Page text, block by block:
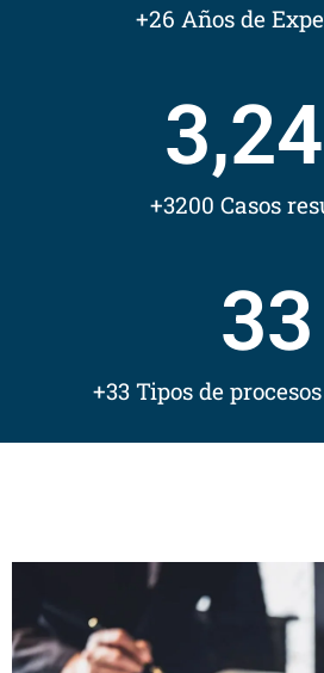
+26 Años de
+3200 Casos
33
+33 Tipos de